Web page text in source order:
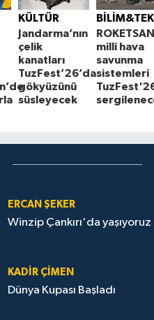
KÜLTÜR
Jandarma’nın
çelik
kanatları
TuzFest’26’da
gökyüzünü
süsleyecek
milli hava
savunma
sistemleri
ERCAN ŞEKER
Winzip Çankırı'da yaşıyoruz
KADIR ÇIMEN
Dünya Kupası Başladı